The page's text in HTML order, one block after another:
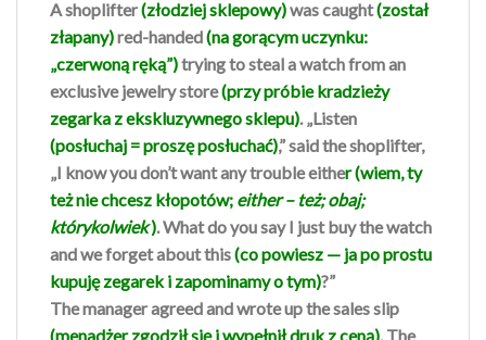
A shoplifter(złodziej sklepowy)was caught(został
złapany)red-handed(na gorącym uczynku:
„czerwoną ręką”)trying to steal a watch from an
exclusive jewelry store(przy próbie kradzieży
zegarka z ekskluzywnego sklepu). „Listen
(posłuchaj = proszę posłuchać),” said the shoplifter,
„I know you don’t want any trouble either (wiem, ty
też nie chcesz kłopotów; either – też; obaj;
którykolwiek). What do you say I just buy the watch
and we forget about this(co powiesz — ja po prostu
kupuję zegarek i zapominamy o tym)?”
The manager agreed and wrote up the sales slip
(menadżer zgodził się i wypełnił druk z ceną). The